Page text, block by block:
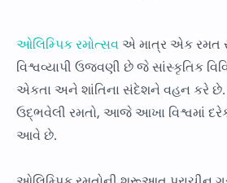
ઓલિમ્પિક રમોત્સવ એ માત્ર એક રમત
વિશ્વવ્યાપી ઉજવણી છે જે સાંસ્કૃતિક
એકતા અને શાંતિના સંદેશને વહન કરે છે.
ઉદ્ભવેલી રમતો, આજે આખા વિશ્વમાં દરેક
આવે છે.